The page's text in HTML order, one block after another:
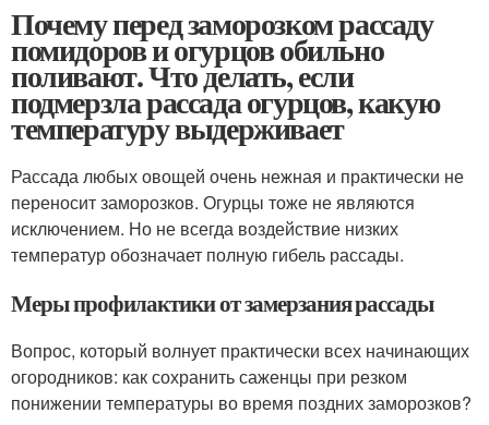
Почему перед заморозком рассаду
помидоров и огурцов обильно
поливают. Что делать, если
подмерзла рассада огурцов, какую
температуру выдерживает
Рассада любых овощей очень нежная и практически не
переносит заморозков. Огурцы тоже не являются
исключением. Но не всегда воздействие низких
температур обозначает полную гибель рассады.
Меры профилактики от замерзания рассады
Вопрос, который волнует практически всех начинающих
огородников: как сохранить саженцы при резком
понижении температуры во время поздних заморозков?